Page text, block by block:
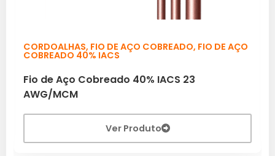
CORDOALHAS, FIO DE AÇO COBREADO, FIO DE AÇO
COBREADO 40% IACS
Fio de Aço Cobreado 40% IACS 23
AWG/MCM
Ver Produto